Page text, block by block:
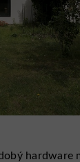
hardware